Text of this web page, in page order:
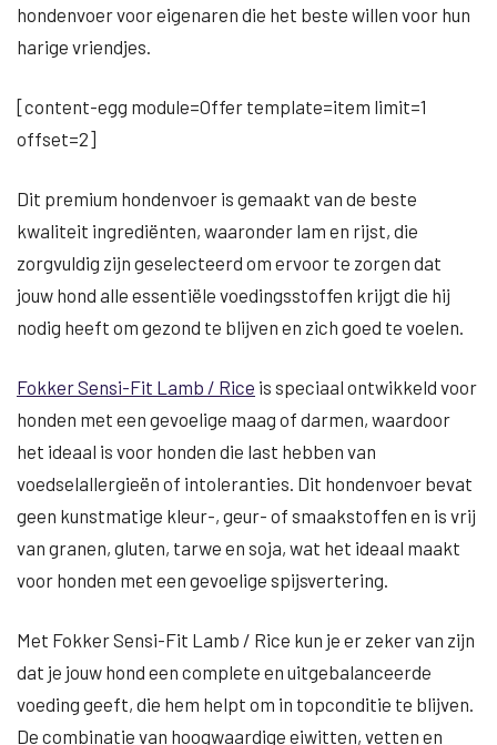
hondenvoer voor eigenaren die het beste willen voor hun
harige vriendjes.
[content-egg module=Offer template=item limit=1
offset=2]
Dit premium hondenvoer is gemaakt van de beste
kwaliteit ingrediënten, waaronder lam en rijst, die
zorgvuldig zijn geselecteerd om ervoor te zorgen dat
jouw hond alle essentiële voedingsstoffen krijgt die hij
nodig heeft om gezond te blijven en zich goed te voelen.
Fokker Sensi-Fit Lamb / Rice is speciaal ontwikkeld voor
honden met een gevoelige maag of darmen, waardoor
het ideaal is voor honden die last hebben van
voedselallergieën of intoleranties. Dit hondenvoer bevat
geen kunstmatige kleur-, geur- of smaakstoffen en is vrij
van granen, gluten, tarwe en soja, wat het ideaal maakt
voor honden met een gevoelige spijsvertering.
Met Fokker Sensi-Fit Lamb / Rice kun je er zeker van zijn
dat je jouw hond een complete en uitgebalanceerde
voeding geeft, die hem helpt om in topconditie te blijven.
De combinatie van hoogwaardige eiwitten, vetten en